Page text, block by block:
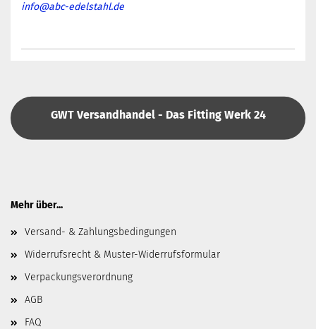
info@abc-edelstahl.de
GWT Versandhandel - Das Fitting Werk 24
Mehr über...
Versand- & Zahlungsbedingungen
Widerrufsrecht & Muster-Widerrufsformular
Verpackungsverordnung
AGB
FAQ